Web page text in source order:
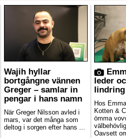
Wajih hyllar
bortgångne vännen
Greger – samlar in
pengar i hans namn
När Greger Nilsson avled i
mars, var det många som
deltog i sorgen efter hans ...
leder
lindring
Hos
Kotten &
ömma
Oavsett